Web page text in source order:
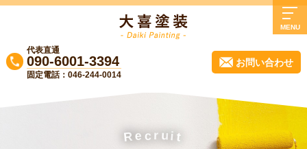
代表直通
090-6001-3394
固定電話：046-244-0014
お問い合わせ
MENU
大喜塗装について
業務内容
Re c r uit